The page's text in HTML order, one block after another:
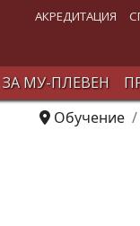
АКРЕДИТАЦИЯ
ЗА МУ-ПЛЕВЕН
Обучение